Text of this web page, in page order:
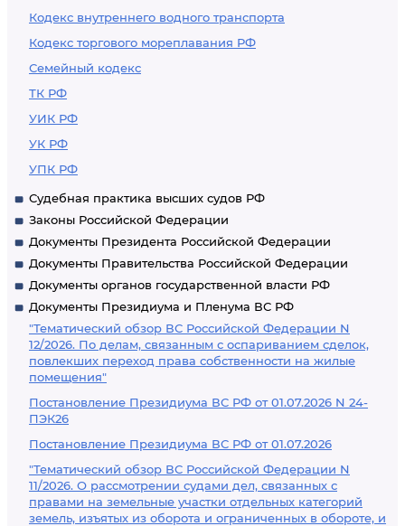
Кодекс внутреннего водного транспорта
Кодекс торгового мореплавания РФ
Семейный кодекс
ТК РФ
УИК РФ
УК РФ
УПК РФ
Судебная практика высших судов РФ
Законы Российской Федерации
Документы Президента Российской Федерации
Документы Правительства Российской Федерации
Документы органов государственной власти РФ
Документы Президиума и Пленума ВС РФ
"Тематический обзор ВС Российской Федерации N
12/2026. По делам, связанным с оспариванием сделок,
повлекших переход права собственности на жилые
помещения"
Постановление Президиума ВС РФ от 01.07.2026 N 24-
ПЭК26
Постановление Президиума ВС РФ от 01.07.2026
"Тематический обзор ВС Российской Федерации N
11/2026. О рассмотрении судами дел, связанных с
правами на земельные участки отдельных категорий
земель, изъятых из оборота и ограниченных в обороте, и